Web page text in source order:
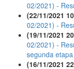
02/2021) -
(22/11/2021
02/2021) -
(19/11/2021
02/2021) -
segunda
(16/11/2021